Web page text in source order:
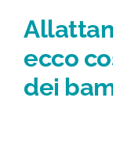
Dicono di noi
ecco
dei